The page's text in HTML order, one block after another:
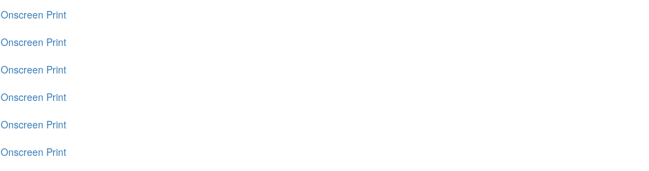
Onscreen Print
Onscreen Print
Onscreen Print
Onscreen Print
Onscreen Print
Onscreen Print